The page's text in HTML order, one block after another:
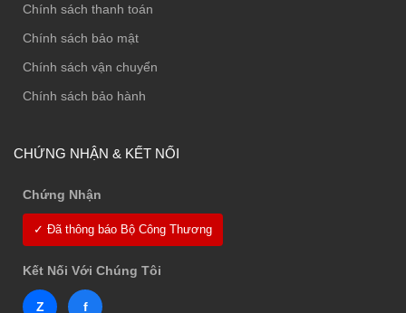
Chính sách thanh toán
Chính sách bảo mật
Chính sách vận chuyển
Chính sách bảo hành
CHỨNG NHẬN & KẾT NỐI
Chứng Nhận
✓ Đã thông báo Bộ Công Thương
Kết Nối Với Chúng Tôi
Z f